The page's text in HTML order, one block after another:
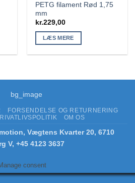
PETG filament Rød 1,75
mm
kr.229,00
LÆS MERE
FORSENDELSE OG RETURNERING
OM OS
Vægtens Kvarter 20, 6710
V, +45 4123 3637
consent